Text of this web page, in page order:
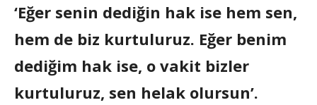
‘Eğer senin dediğin hak ise hem sen,
hem de biz kurtuluruz. Eğer benim
dediğim hak ise, o vakit bizler
kurtuluruz, sen helak olursun’.